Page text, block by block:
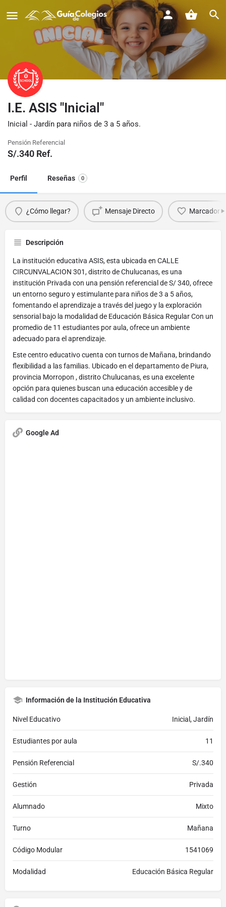
I.E. ASIS "Inicial"
Inicial - Jardín para niños de 3 a 5 años.
Pensión Referencial
S/.340 Ref.
Perfil Reseñas 0
¿Cómo llegar? Mensaje Directo Marcador
Descripción
La institución educativa ASIS, esta ubicada en CALLE
CIRCUNVALACION 301, distrito de Chulucanas, es una
institución Privada con una pensión referencial de S/ 340, ofrece
un entorno seguro y estimulante para niños de 3 a 5 años,
fomentando el aprendizaje a través del juego y la exploración
sensorial bajo la modalidad de Educación Básica Regular Con un
promedio de 11 estudiantes por aula, ofrece un ambiente
adecuado para el aprendizaje.
Este centro educativo cuenta con turnos de Mañana, brindando
flexibilidad a las familias. Ubicado en el departamento de Piura,
provincia Morropon , distrito Chulucanas, es una excelente
opción para quienes buscan una educación accesible y de
calidad con docentes capacitados y un ambiente inclusivo.
Google Ad
Información de la Institución Educativa
Nivel Educativo Inicial, Jardín
Estudiantes por aula 11
Pensión Referencial S/.340
Gestión Privada
Alumnado Mixto
Turno Mañana
Código Modular 1541069
Modalidad Educación Básica Regular